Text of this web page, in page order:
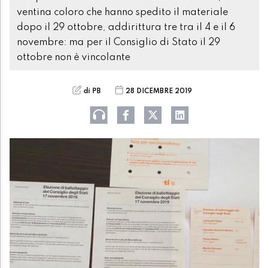
ventina coloro che hanno spedito il materiale
dopo il 29 ottobre, addirittura tre tra il 4 e il 6
novembre: ma per il Consiglio di Stato il 29
ottobre non è vincolante
di PB 28 DICEMBRE 2019